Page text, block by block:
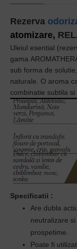
Rezerva
atomizare,
Uleiul esential
gama
sub forma de
naturale. O aroma
combinatie subtila
Specificatii :
Are dubla
neutralizare
prospetime.
Poate fi